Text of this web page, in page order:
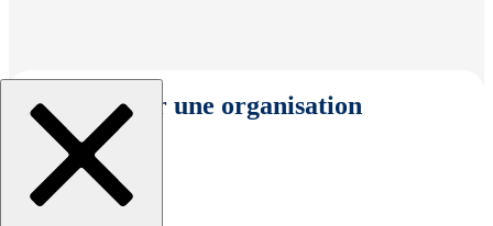
Sélectionner une organisation